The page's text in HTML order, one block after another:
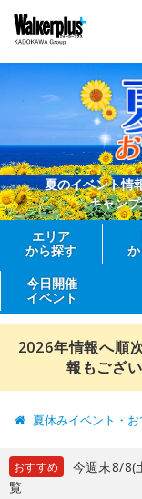
夏のイベント情
キャン
エリア
から探す
今日開催
イベント
2026年情報へ順
報もござ
夏休みイベント・
おすすめ
今週末8/8(
覧